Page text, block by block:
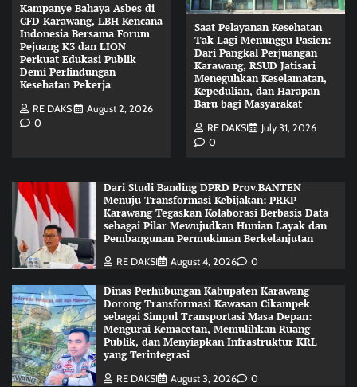
Kampanye Bahaya Asbes di
CFD Karawang, LBH Kencana
Indonesia Bersama Forum
Pejuang K3 dan LION
Perkuat Edukasi Publik
Demi Perlindungan
Kesehatan Pekerja
RE DAKSI
August 2, 2026
0
Saat Pelayanan Kesehatan
Tak Lagi Menunggu Pasien:
Dari Pangkal Perjuangan
Karawang, RSUD Jatisari
Meneguhkan Keselamatan,
Kepedulian, dan Harapan
Baru bagi Masyarakat
RE DAKSI
July 31, 2026
0
Dari Studi Banding DPRD Prov.BANTEN
Menuju Transformasi Kebijakan: PRKP
Karawang Tegaskan Kolaborasi Berbasis Data
sebagai Pilar Mewujudkan Hunian Layak dan
Pembangunan Permukiman Berkelanjutan
RE DAKSI August 4, 2026 0
Dinas Perhubungan Kabupaten Karawang
Dorong Transformasi Kawasan Cikampek
sebagai Simpul Transportasi Masa Depan:
Mengurai Kemacetan, Memulihkan Ruang
Publik, dan Menyiapkan Infrastruktur KRL
yang Terintegrasi
RE DAKSI August 3, 2026 0